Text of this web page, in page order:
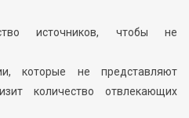
источников, чтобы не
которые не представляют
количество отвлекающих